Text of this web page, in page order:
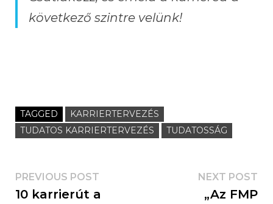
következő szintre velünk!
TAGGED
KARRIERTERVEZÉS
TUDATOS KARRIERTERVEZÉS
TUDATOSSÁG
PREVIOUS POST
10 karrierút a
NEXT POST
„Az FMP